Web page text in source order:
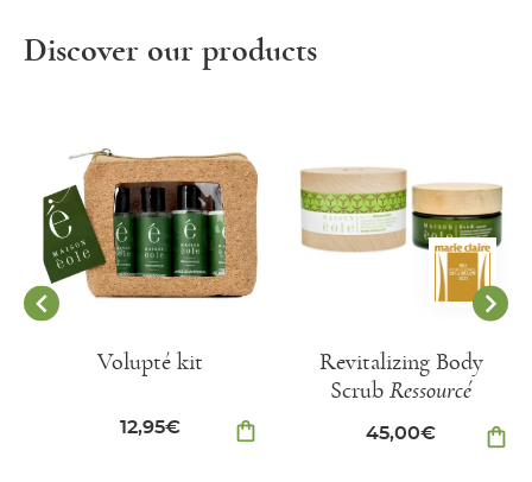
Discover our products
Volupté kit
12,95€ shopping_bag
Revitalizing Body
Scrub Ressourcé
45,00€ shopping_bag